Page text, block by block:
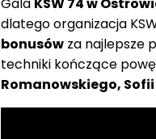
dlatego organizacja
bonusówza najlepsze
techniki kończące
Romanowskiego,